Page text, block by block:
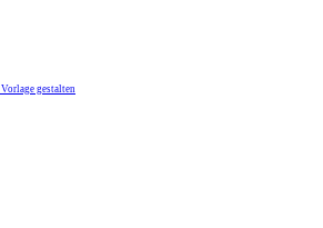
Vorlage gestalten